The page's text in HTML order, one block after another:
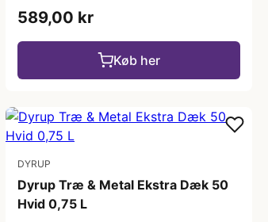
589,00 kr
Køb her
DYRUP
Dyrup Træ & Metal Ekstra Dæk 50
Hvid 0,75 L